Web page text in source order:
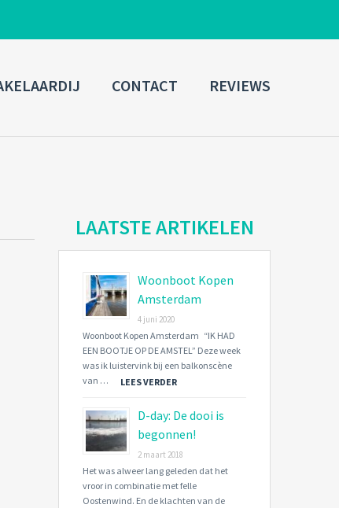
Username
Connect with:
Forgot
password? SIGN IN
Remember me
CONTACT REVIEWS
LAATSTE ARTIKELEN
Woonboot Kopen
Amsterdam
4 juni 2020
Woonboot Kopen Amsterdam “IK HAD
EEN BOOTJE OP DE AMSTEL” Deze week
was ik luistervink bij een balkonscène
van …
LEES VERDER
D-day: De dooi is
begonnen!
2 maart 2018
Het was alweer lang geleden dat het
vroor in combinatie met felle
Oostenwind. En de klachten van de